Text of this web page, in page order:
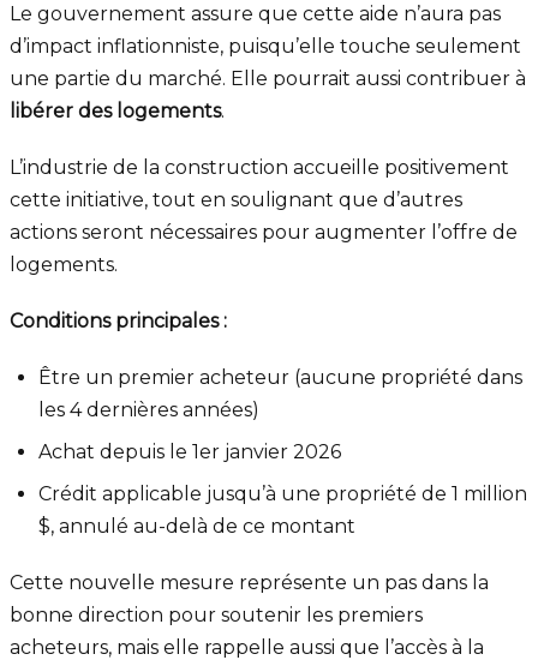
Le gouvernement assure que cette aide n’aura pas
d’impact inflationniste, puisqu’elle touche seulement
une partie du marché. Elle pourrait aussi contribuer à
libérer des logements.
L’industrie de la construction accueille positivement
cette initiative, tout en soulignant que d’autres
actions seront nécessaires pour augmenter l’offre de
logements.
Conditions principales :
Être un premier acheteur (aucune propriété dans
les 4 dernières années)
Achat depuis le 1er janvier 2026
Crédit applicable jusqu’à une propriété de 1 million
$, annulé au-delà de ce montant
Cette nouvelle mesure représente un pas dans la
bonne direction pour soutenir les premiers
acheteurs, mais elle rappelle aussi que l’accès à la